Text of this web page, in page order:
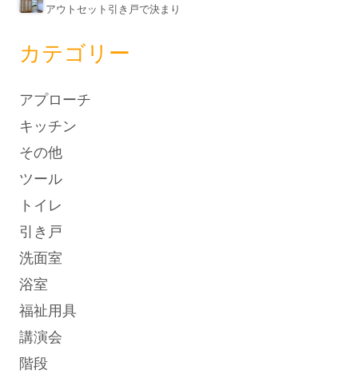
アウトセット引き戸で決まり
カテゴリー
アプローチ
キッチン
その他
ツール
トイレ
引き戸
洗面室
浴室
福祉用具
講演会
階段